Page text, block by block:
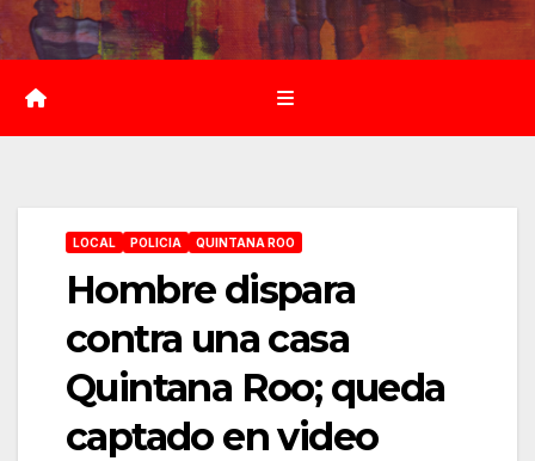
Saltar
al
contenido
LOCAL POLICIA QUINTANA ROO
Hombre dispara
contra una casa
Quintana Roo; queda
captado en video